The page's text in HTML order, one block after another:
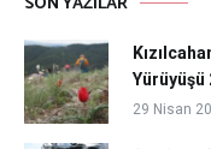
Yürüyüşü
29 Nisan